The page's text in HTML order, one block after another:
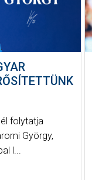
folytatja
György,
l...